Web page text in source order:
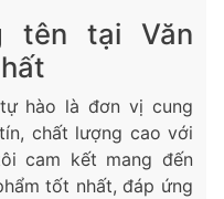
tên tại Văn
hào là đơn vị cung
chất lượng cao với
cam kết mang đến
tốt nhất, đáp ứng